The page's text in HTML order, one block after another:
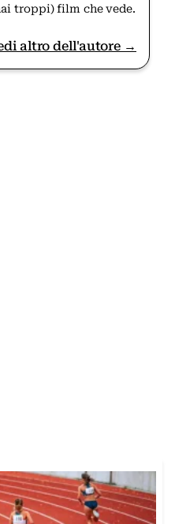
troppi) film che vede.
altro dell'autore →